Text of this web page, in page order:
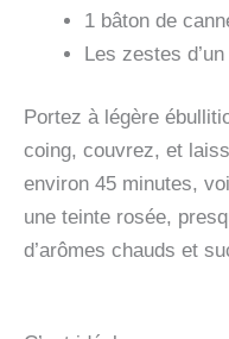
1 bâton de
Les zestes
Portez à légère
coing, couvrez, et
environ 45 minutes,
une teinte rosée,
d’arômes chauds et